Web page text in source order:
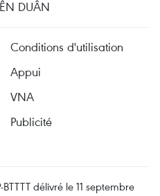
DUÂN
Conditions d'utilisation
Appui
VNA
Publicité
délivré le 11 septembre